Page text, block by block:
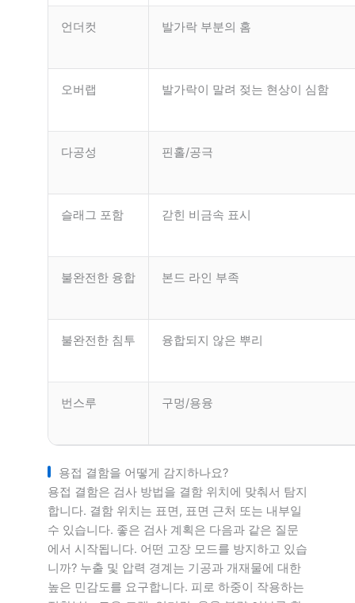
언더컷 발가락 부분의 홈
오버랩 발가락이 말려 젖는 현상이 심함
다공성 핀홀/공극
슬래그 포함 갇힌 비금속 표시
불완전한 융합 본드 라인 부족
불완전한 침투 융합되지 않은 뿌리
번스루 구멍/용융
용접 결함을 어떻게 감지하나요?
용접 결함은 검사 방법을 결함 위치에 맞춰서 탐지
합니다. 결함 위치는 표면, 표면 근처 또는 내부일
수 있습니다. 좋은 검사 계획은 다음과 같은 질문
에서 시작됩니다. 어떤 고장 모드를 방지하고 있습
니까? 누출 및 압력 경계는 기공과 개재물에 대한
높은 민감도를 요구합니다. 피로 하중이 작용하는